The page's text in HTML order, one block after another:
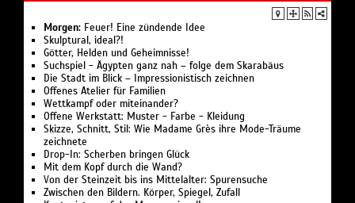
Morgen: Feuer! Eine zündende Idee
Skulptural, ideal?!
Götter, Helden und Geheimnisse!
Suchspiel - Ägypten ganz nah – folge dem Skarabäus
Die Stadt im Blick – Impressionistisch zeichnen
Offenes Atelier für Familien
Wettkampf oder miteinander?
Offene Werkstatt: Muster - Farbe - Kleidung
Skizze, Schnitt, Stil: Wie Madame Grès ihre Mode-Träume
zeichnete
Drop-In: Scherben bringen Glück
Mit dem Kopf durch die Wand?
Von der Steinzeit bis ins Mittelalter: Spurensuche
Zwischen den Bildern. Körper, Spiegel, Zufall